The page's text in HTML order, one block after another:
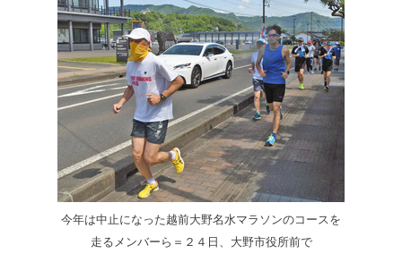
今年は中止になった越前大野名水マラソンのコースを
走るメンバーら＝２４日、大野市役所前で